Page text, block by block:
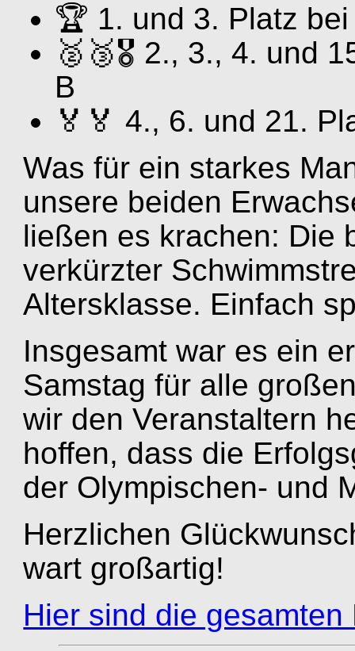
🏆 1. und 3. Platz
🥈🥉🎖️ 2., 3., 4. und
B
🏅🏅 4., 6. und 21.
Was für ein starkes
unsere beiden
ließen es krachen: Die
verkürzter
Altersklasse. Einfach
Insgesamt war es ein
Samstag für alle
wir den Veranstaltern
hoffen, dass die
der Olympischen- und
Herzlichen
wart großartig!
Hier sind die gesamten